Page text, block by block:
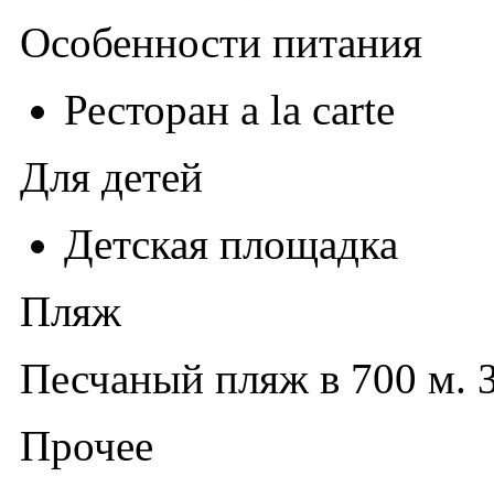
Особенности питания
Ресторан a la carte
Для детей
Детская площадка
Пляж
Песчаный пляж в 700 м.
Прочее